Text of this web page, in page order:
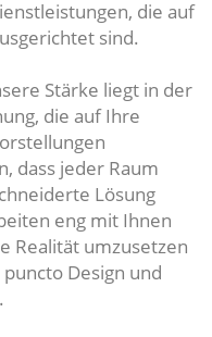
die auf
sind.
Stärke liegt in der
die auf Ihre
dass jeder Raum
Lösung
eng mit Ihnen
Realität umzusetzen
Design und